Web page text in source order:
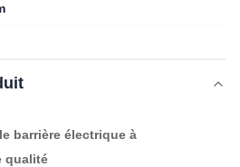
barrière électrique à
qualité